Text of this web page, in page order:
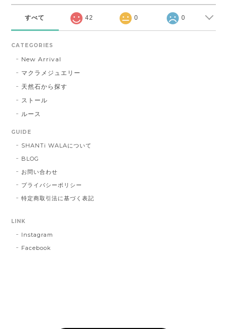
すべて 42 0 0
CATEGORIES
New Arrival
マクラメジュエリー
天然石から探す
ストール
ルース
GUIDE
SHANTi WALAについて
BLOG
お問い合わせ
プライバシーポリシー
特定商取引法に基づく表記
LINK
Instagram
Facebook